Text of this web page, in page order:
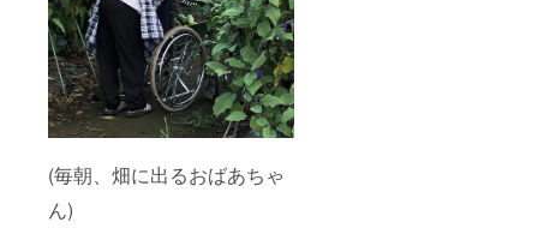
(毎朝、畑に出るおばあちゃ
ん)